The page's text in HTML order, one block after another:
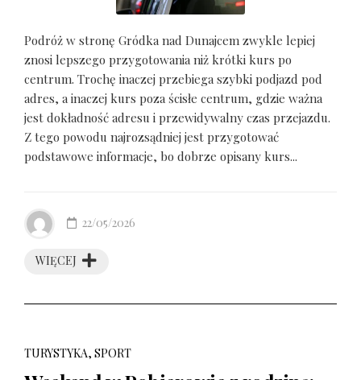
Podróż w stronę Gródka nad Dunajcem zwykle lepiej
znosi lepszego przygotowania niż krótki kurs po
centrum. Trochę inaczej przebiega szybki podjazd pod
adres, a inaczej kurs poza ścisłe centrum, gdzie ważna
jest dokładność adresu i przewidywalny czas przejazdu.
Z tego powodu najrozsądniej jest przygotować
podstawowe informacje, bo dobrze opisany kurs...
WIĘCEJ
22/05/2026
TURYSTYKA, SPORT